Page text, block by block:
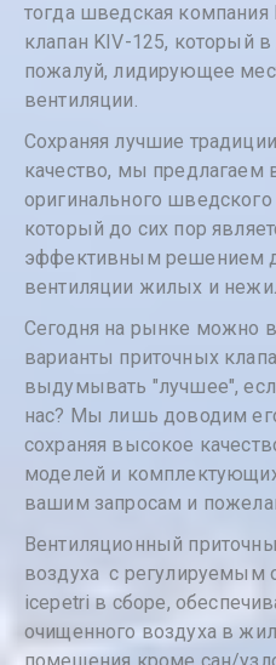
тогда шведская
клапан KIV-125, который
пожалуй, лидирующее
вентиляции.
Сохраняя лучшие
качество, мы предлагаем
оригинального
который до сих пор
эффективным решением
вентиляции жилых и
Сегодня на рынке можно
варианты приточных
выдумывать "лучшее",
нас? Мы лишь доводим
сохраняя высокое
моделей и
вашим запросам и
Вентиляционный
воздуха с
icepetri в сборе,
очищенного воздуха в